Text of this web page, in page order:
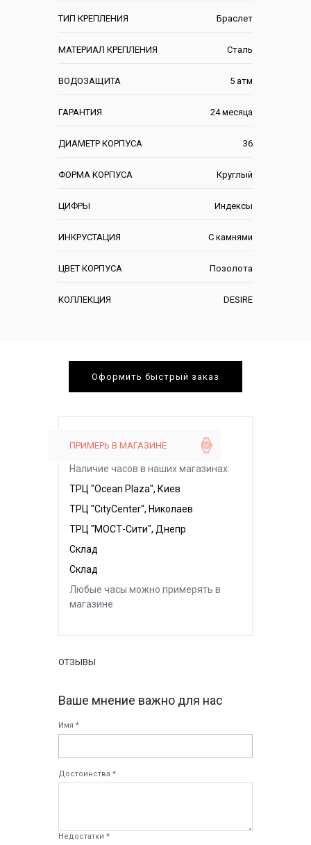
ТИП КРЕПЛЕНИЯ Браслет
МАТЕРИАЛ КРЕПЛЕНИЯ Сталь
ВОДОЗАЩИТА 5 атм
ГАРАНТИЯ 24 месяца
ДИАМЕТР КОРПУСА 36
ФОРМА КОРПУСА Круглый
ЦИФРЫ Индексы
ИНКРУСТАЦИЯ С камнями
ЦВЕТ КОРПУСА Позолота
КОЛЛЕКЦИЯ DESIRE
Оформить быстрый заказ
ПРИМЕРЬ В МАГАЗИНЕ
Наличие часов в наших магазинах:
ТРЦ "Ocean Plaza", Киев
ТРЦ "CityCenter", Николаев
ТРЦ "МОСТ-Сити", Днепр
Склад
Склад
Любые часы можно примерять в
магазине
ОТЗЫВЫ
Ваше мнение важно для нас
Имя *
Достоинства *
Недостатки *